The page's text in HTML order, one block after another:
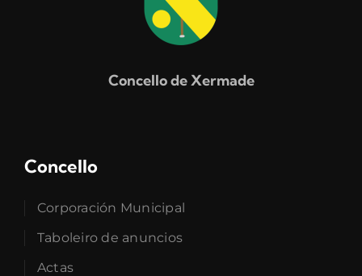
Concello de Xermade
Concello
Corporación Municipal
Taboleiro de anuncios
Actas